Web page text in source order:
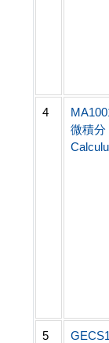
4
微積分
5